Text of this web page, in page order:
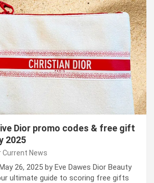
Dior promo codes & free gift
2025
Current News
26, 2025 by Eve Dawes Dior Beauty
ultimate guide to scoring free gifts